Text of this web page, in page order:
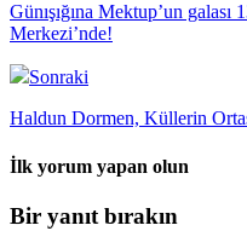
Günışığına Mektup’un
Merkezi’nde!
Sonraki
Haldun Dormen, Küllerin
İlk yorum yapan olun
Bir yanıt bırakın